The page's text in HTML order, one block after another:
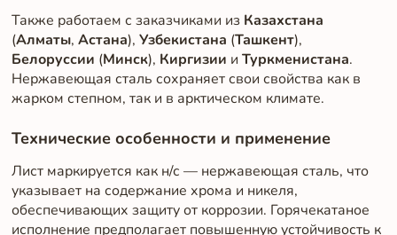
Также работаем с заказчиками из Казахстана
(Алматы, Астана), Узбекистана (Ташкент),
Белоруссии (Минск), Киргизии и Туркменистана.
Нержавеющая сталь сохраняет свои свойства как в
жарком степном, так и в арктическом климате.
Технические особенности и применение
Лист маркируется как н/с — нержавеющая сталь, что
указывает на содержание хрома и никеля,
обеспечивающих защиту от коррозии. Горячекатаное
исполнение предполагает повышенную устойчивость к